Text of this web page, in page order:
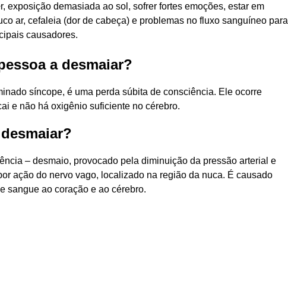
exposição demasiada ao sol, sofrer fortes emoções, estar em
ar, cefaleia (dor de cabeça) e problemas no fluxo sanguíneo para
causadores.
a desmaiar?
síncope, é uma perda súbita de consciência. Ele ocorre
e não há oxigênio suficiente no cérebro.
– desmaio, provocado pela diminuição da pressão arterial e
ação do nervo vago, localizado na região da nuca. É causado
sangue ao coração e ao cérebro.